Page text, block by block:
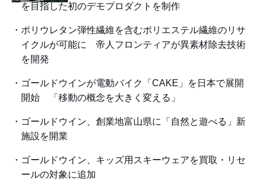
を目指した初のデモプロダクトを制作
ポリウレタン弾性繊維を含むポリエステル繊維のリサ
イクルが可能に 帝人フロンティアが異素材除去技術
を開発
ゴールドウインが電動バイク「CAKE」を日本で展開
開始 「移動の概念を大きく変える」
ゴールドウイン、創業地富山県に「自然と遊べる」新
施設を開業
ゴールドウイン、キッズ用スキーウェアを買取・リセ
ールの対象に追加